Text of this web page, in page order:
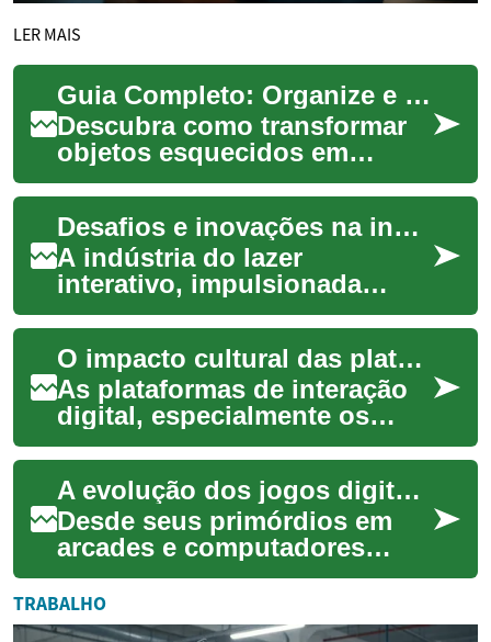
LER MAIS
Guia Completo: Organize e Lucre com sua Venda de Garagem
Descubra como transformar
objetos esquecidos em
dinheiro extra com uma
venda de garagem. Este
evento, cada vez mais p... Desafios e inovações na indústria do lazer interativo
A indústria do lazer
interativo, impulsionada
pelos videogames, tem
experimentado uma
transformação notável nas
últim...
O impacto cultural das plataformas de interação
As plataformas de interação
digital, especialmente os
jogos eletrônicos,
transcenderam o papel de
mero passatempo par...
A evolução dos jogos digitais e seu impacto cultural
Desde seus primórdios em
arcades e computadores
rudimentares, os jogos
digitais percorreram um
longo caminho, transfo...
TRABALHO